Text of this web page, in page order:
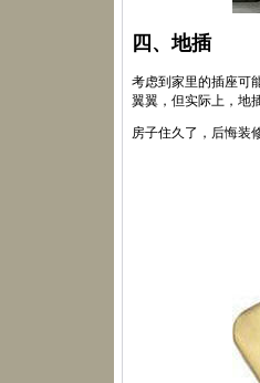
四、地插
考虑到家里的插座可
翼翼，但实际上，地
房子住久了，后悔装